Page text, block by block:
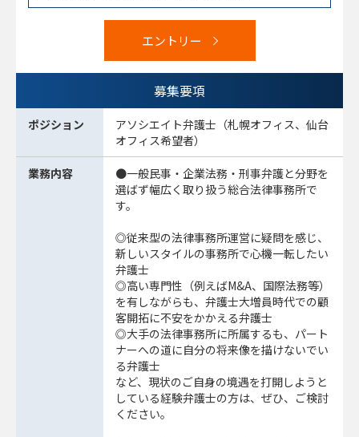
エントリー
募集要項
ポジション
アソシエイト弁護士（札幌オフィス、仙台
オフィス希望者）
業務内容
●一般民事・企業法務・刑事弁護と分野を
選ばず幅広く取り扱う総合法律事務所で
す。
◎従来型の法律事務所運営に疑問を感じ、
新しいスタイルの事務所で心機一転したい
弁護士
◎高い専門性（例えばM&A、国際法務等）
を有しながらも、弁護士大増員時代での顧
客開拓に不安をかかえる弁護士
◎大手の法律事務所に所属するも、パート
ナーへの道に自分の将来像を描けないでい
る弁護士
など、現状のご自身の境遇を打開しようと
している経験弁護士の方は、ぜひ、ご検討
ください。